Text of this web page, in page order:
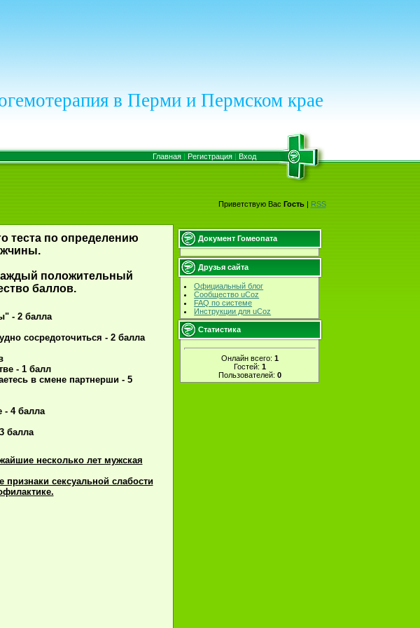
в Перми и Пермском крае
Главная| Регистрация| Вход
Приветствую Вас Гость|RSS
теста по определению
положительный
баллов.
- 2 балла
сосредоточиться - 2 балла
- 1 балл
в смене партнерши - 5
- 4 балла
балла
несколько лет мужская
сексуальной слабости
Документ Гомеопата
Друзья сайта
Официальный блог
Сообщество uCoz
FAQ по системе
Инструкции для uCoz
Статистика
Онлайн всего: 1
Гостей: 1
Пользователей: 0